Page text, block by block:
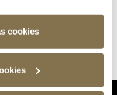
cookies